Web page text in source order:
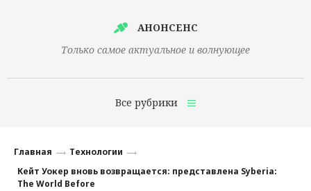
АНОНСЕНС
Только самое актуальное и волнующее
Все рубрики
Финансы
Главная
Технологии
Кейт Уокер вновь возвращается: представлена Syberia:
The World Before